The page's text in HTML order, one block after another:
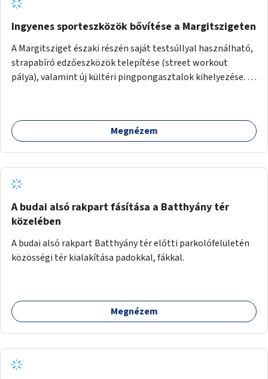
Ingyenes sporteszközök bővítése a Margitszigeten
A Margitsziget északi részén saját testsúllyal használható,
strapabíró edzőeszközök telepítése (street workout
pálya), valamint új kültéri pingpongasztalok kihelyezése. A
népszerű, ingyenes sportolási lehetőség válna elérhetővé a
sziget északi felén, ahol jelenleg egyetlen asztal sem
Megnézem
A budai alsó rakpart fásítása a Batthyány tér
közelében
A budai alsó rakpart Batthyány tér előtti parkolófelületén
közösségi tér kialakítása padokkal, fákkal.
Megnézem